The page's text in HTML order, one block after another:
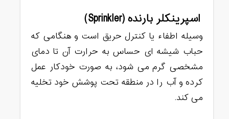
اسپرینکلر بارنده (Sprinkler)
وسیله اطفاء یا کنترل حریق است و هنگامی که
حباب شیشه ای حساس به حرارت آن تا دمای
مشخصی گرم می شود، به صورت خودکار عمل
کرده و آب را در منطقه تحت پوشش خود تخلیه
می کند.